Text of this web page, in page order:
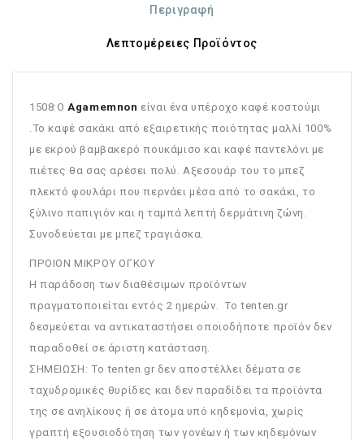
Περιγραφή
Λεπτομέρειες Προϊόντος
1508:ΟAgamemnon είναι ένα υπέροχο καφέ κοστούμι
.Το καφέ σακάκι από εξαιρετικής ποιότητας μαλλί 100%
με εκρού βαμβακερό πουκάμισο και καφέ παντελόνι με
πιέτες θα σας αρέσει πολύ. Αξεσουάρ του το μπεζ
πλεκτό φουλάρι που περνάει μέσα από το σακάκι, το
ξύλινο παπιγιόν και η ταμπά λεπτή δερμάτινη ζώνη.
Συνοδεύεται με μπεζ τραγιάσκα.
ΠΡΟΙΟΝ ΜΙΚΡΟΥ ΟΓΚΟΥ
Η παράδοση των διαθέσιμων προϊόντων
πραγματοποιείται εντός 2 ημερών. Το tenten.gr
δεσμεύεται να αντικαταστήσει οποιοδήποτε προϊόν δεν
παραδοθεί σε άριστη κατάσταση.
ΣΗΜΕΙΩΣΗ: To tenten.gr δεν αποστέλλει δέματα σε
ταχυδρομικές θυρίδες και δεν παραδίδει τα προϊόντα
της σε ανηλίκους ή σε άτομα υπό κηδεμονία, χωρίς
γραπτή εξουσιοδότηση των γονέων ή των κηδεμόνων